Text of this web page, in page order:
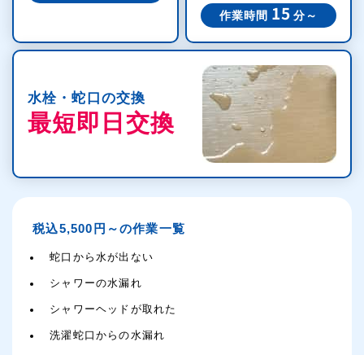
作業時間 15 分～
水栓・蛇口の交換
最短即日交換
税込5,500円～の作業一覧
蛇口から水が出ない
シャワーの水漏れ
シャワーヘッドが取れた
洗濯蛇口からの水漏れ